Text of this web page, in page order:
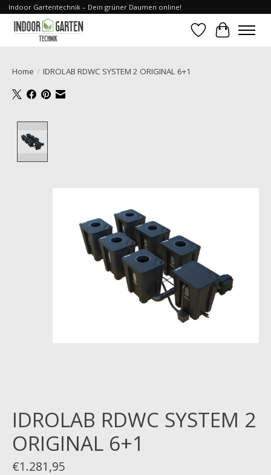
Indoor Gartentechnik – Dein grüner Daumen online!
Verlanglijst
Home / IDROLAB RDWC SYSTEM 2 ORIGINAL 6+1
IDROLAB RDWC SYSTEM 2
ORIGINAL 6+1
€1.281,95